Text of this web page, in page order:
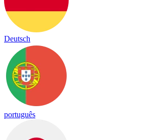
Deutsch
português